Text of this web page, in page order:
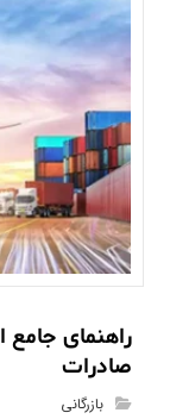
راهنمای
صادرات
بازرگانی